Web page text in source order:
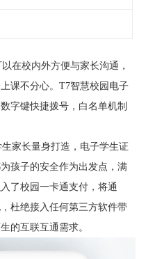
在校内外方便与家长沟通，
课不分心。T7智慧校园电子
字键快捷拨号，白名单机制
家长量身打造，电子学生证
孩子的安全作为出发点，满
了校园一卡通支付，将通
杜绝接入任何第三方软件带
的互联互通需求。